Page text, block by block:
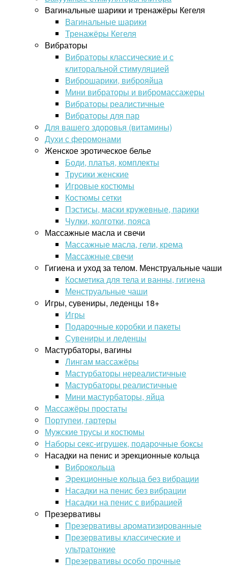
Вагинальные шарики и тренажёры Кегеля
Вагинальные шарики
Тренажёры Кегеля
Вибраторы
Вибраторы классические и с
клиторальной стимуляцией
Виброшарики, виброяйца
Мини вибраторы и вибромассажеры
Вибраторы реалистичные
Вибраторы для пар
Для вашего здоровья (витамины)
Духи с феромонами
Женское эротическое белье
Боди, платья, комплекты
Трусики женские
Игровые костюмы
Костюмы сетки
Пэстисы, маски кружевные, парики
Чулки, колготки, пояса
Массажные масла и свечи
Массажные масла, гели, крема
Массажные свечи
Гигиена и уход за телом. Менструальные чаши
Косметика для тела и ванны, гигиена
Менструальные чаши
Игры, сувениры, леденцы 18+
Игры
Подарочные коробки и пакеты
Сувениры и леденцы
Мастурбаторы, вагины
Лингам массажёры
Мастурбаторы нереалистичные
Мастурбаторы реалистичные
Мини мастурбаторы, яйца
Массажёры простаты
Портупеи, гартеры
Мужские трусы и костюмы
Наборы секс-игрушек, подарочные боксы
Насадки на пенис и эрекционные кольца
Виброкольца
Эрекционные кольца без вибрации
Насадки на пенис без вибрации
Насадки на пенис с вибрацией
Презервативы
Презервативы ароматизированные
Презервативы классические и
ультратонкие
Презервативы особо прочные